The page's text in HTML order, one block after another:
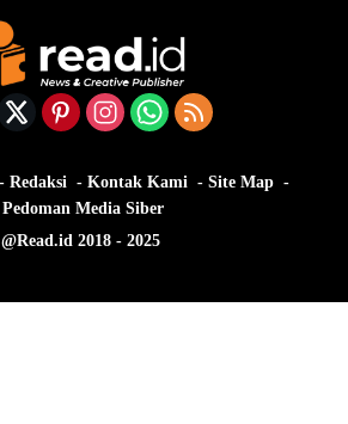
Redaksi Kontak Kami
Site Map
Pedoman Media Siber
@Read.id 2018 - 2025